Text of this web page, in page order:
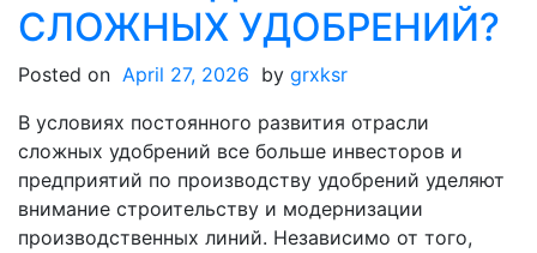
СЛОЖНЫХ УДОБРЕНИЙ?
Posted on April 27, 2026 by grxksr
В условиях постоянного развития отрасли
сложных удобрений все больше инвесторов и
предприятий по производству удобрений уделяют
внимание строительству и модернизации
производственных линий. Независимо от того,